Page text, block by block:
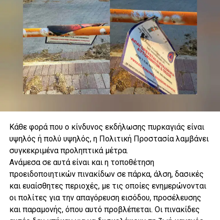
.
.
Κάθε φορά που ο κίνδυνος εκδήλωσης πυρκαγιάς είναι
υψηλός ή πολύ υψηλός, η Πολιτική Προστασία λαμβάνει
συγκεκριμένα προληπτικά μέτρα.
Ανάμεσα σε αυτά είναι και η τοποθέτηση
προειδοποιητικών πινακίδων σε πάρκα, άλση, δασικές
και ευαίσθητες περιοχές, με τις οποίες ενημερώνονται
οι πολίτες για την απαγόρευση εισόδου, προσέλευσης
και παραμονής, όπου αυτό προβλέπεται. Οι πινακίδες